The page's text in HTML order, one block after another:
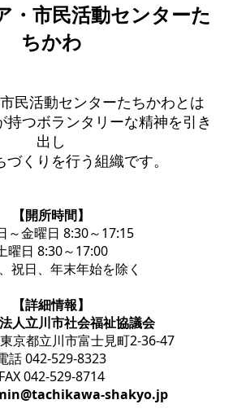
・市民活動センターた
ちかわ
民活動センターたちかわとは
持つボランタリーな精神を引き
出し
づくりを行う組織です。
【開所時間】
～金曜日 8:30～17:15
曜日 8:30～17:00
祝日、年末年始を除く
【詳細情報】
人立川市社会福祉協議会
京都立川市富士見町2-36-47
話 042-529-8323
FAX 042-529-8714
shakyo.jp